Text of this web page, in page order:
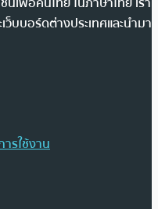
บบอร์ดต่างประเทศและนำมา
รใช้งาน